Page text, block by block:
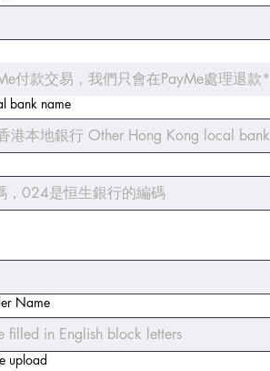
付款交易，我們只會在PayMe處理退款*
bank name
Name
upload